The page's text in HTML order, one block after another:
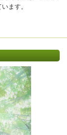
ます。